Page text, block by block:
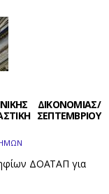
ΔΙΚΟΝΟΜΙΑΣ/
ΣΕΠΤΕΜΒΡΙΟΥ
ΔΟΑΤΑΠ για